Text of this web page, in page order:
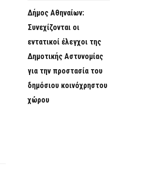
Δήμος Αθηναίων:
Συνεχίζονται οι
εντατικοί έλεγχοι της
Δημοτικής Αστυνομίας
για την προστασία του
δημόσιου κοινόχρηστου
χώρου